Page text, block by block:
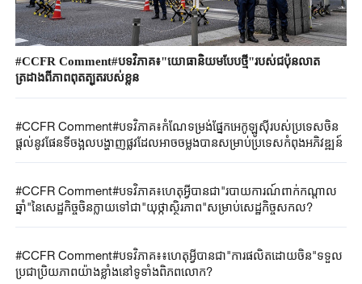
#CCFR Comment#បទវិភាគ៖"យោធានិយមបែបថ្មី"របស់ជប៉ុនលាត
ត្រដាងពីភាពពុតត្បុតរបស់ខ្លួន
#CCFR Comment#បទវិភាគ៖កំណែទម្រង់ផ្នែកអេកូឡូស៊ីរបស់ប្រទេសចិន
ផ្តល់នូវផែនទីចង្អុលបង្ហាញផ្លូវដែលអាចចម្លងបានសម្រាប់ប្រទេសកំពុងអភិវឌ្ឍន៍
#CCFR Comment#បទវិភាគ៖ហេតុអ្វីបានជា"របាយការណ៍ពាក់កណ្តាល
ឆ្នាំ"នៃសេដ្ឋកិច្ចចិនក្លាយទៅជា"យុថ្កាស្ថិរភាព"សម្រាប់សេដ្ឋកិច្ចសកល?
#CCFR Comment#បទវិភាគ៖៖ហេតុអ្វីបានជា"ការផលិតដោយចិន"ទទួល
ប្រជាប្រិយភាពយ៉ាងខ្លាំងនៅទូទាំងពិភពលោក?